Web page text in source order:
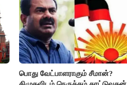
பொது வேட்பாளராகும் சீமான்?